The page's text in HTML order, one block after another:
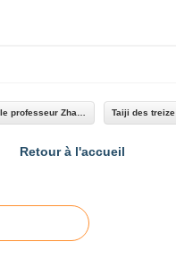
Retour à l'accueil